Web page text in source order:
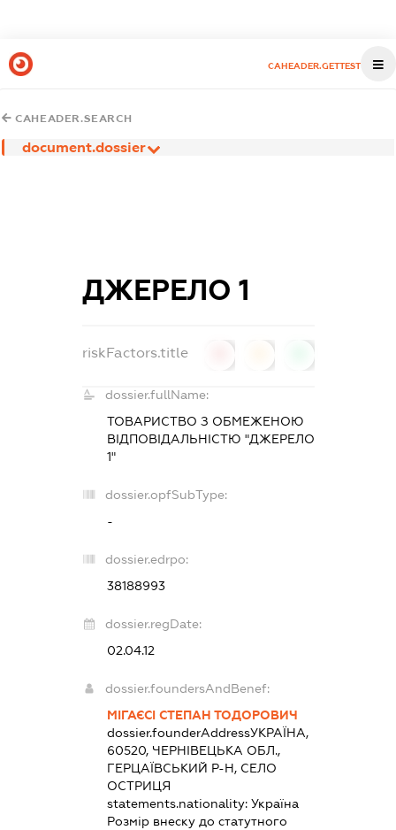
CAHEADER.GETTEST
CAHEADER.SEARCH
document.dossier
ДЖЕРЕЛО 1
riskFactors.title
dossier.fullName:
ТОВАРИСТВО З ОБМЕЖЕНОЮ
ВІДПОВІДАЛЬНІСТЮ "ДЖЕРЕЛО
1"
dossier.opfSubType:
-
dossier.edrpo:
38188993
dossier.regDate:
02.04.12
dossier.foundersAndBenef:
МІГАЄСІ СТЕПАН ТОДОРОВИЧ
dossier.founderAddressУКРАЇНА,
60520, ЧЕРНІВЕЦЬКА ОБЛ.,
ГЕРЦАЇВСЬКИЙ Р-Н, СЕЛО
ОСТРИЦЯ
statements.nationality: Україна
Розмір внеску до статутного